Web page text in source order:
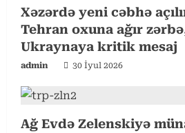
n
g
Xəzərdə yeni cəbhə
Tehran oxuna ağır
Ukraynaya kritik mesaj
admin 30 İyul 2026
Ağ Evdə Zelenskiyə